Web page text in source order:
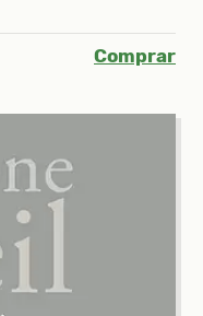
Comprar